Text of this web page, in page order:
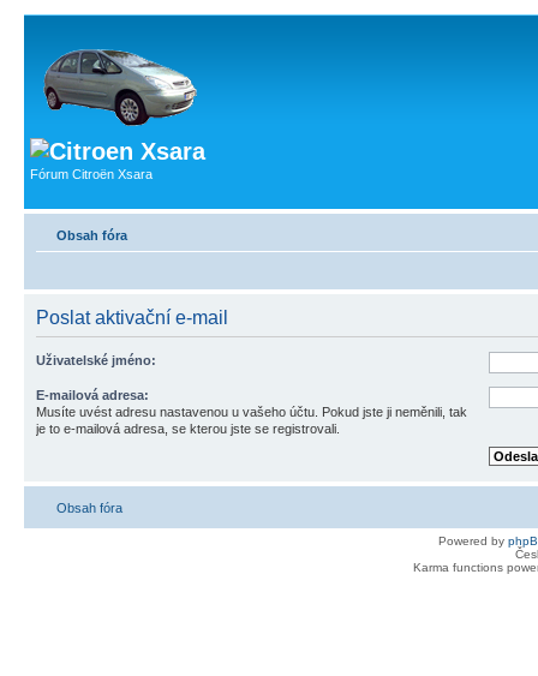
Fórum Citroën Xsara
Obsah fóra
Poslat aktivační e-mail
Uživatelské jméno:
E-mailová adresa:
Musíte uvést adresu nastavenou u vašeho účtu. Pokud jste ji neměnili, tak
je to e-mailová adresa, se kterou jste se registrovali.
Obsah fóra
Powered by
Karma functions